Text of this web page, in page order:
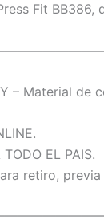
Fit
– Material de
TODO EL PAIS.
retiro,